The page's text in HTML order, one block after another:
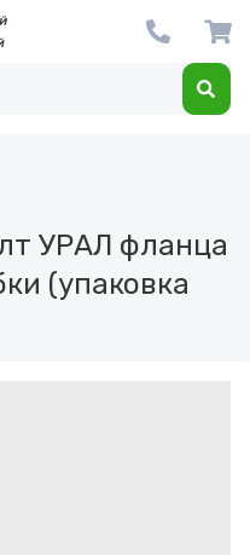
УРАЛ фланца
(упаковка